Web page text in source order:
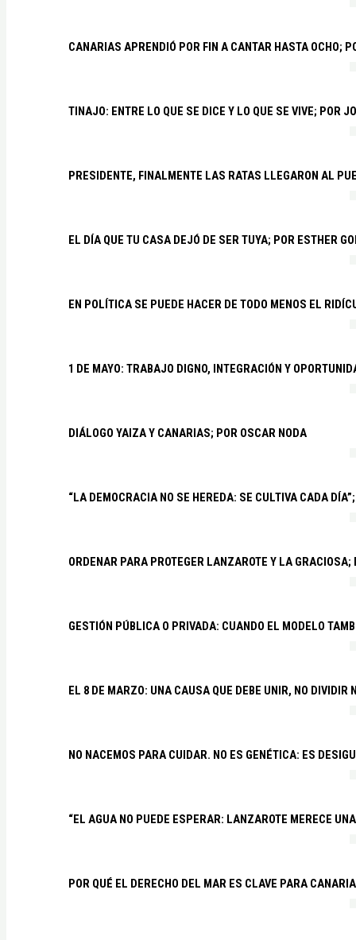
CANARIAS APRENDIÓ POR FIN A CANTAR HASTA OCHO;
TINAJO: ENTRE LO QUE SE DICE Y LO QUE SE VIVE; POR
PRESIDENTE, FINALMENTE LAS RATAS LLEGARON AL
EL DÍA QUE TU CASA DEJÓ DE SER TUYA; POR ESTHER
EN POLÍTICA SE PUEDE HACER DE TODO MENOS EL
1 DE MAYO: TRABAJO DIGNO, INTEGRACIÓN Y
DIÁLOGO YAIZA Y CANARIAS; POR OSCAR NODA
“LA DEMOCRACIA NO SE HEREDA: SE CULTIVA CADA
ORDENAR PARA PROTEGER LANZAROTE Y LA
GESTIÓN PÚBLICA O PRIVADA: CUANDO EL MODELO
EL 8 DE MARZO: UNA CAUSA QUE DEBE UNIR, NO DIVIDIR
NO NACEMOS PARA CUIDAR. NO ES GENÉTICA: ES
“EL AGUA NO PUEDE ESPERAR: LANZAROTE MERECE
POR QUÉ EL DERECHO DEL MAR ES CLAVE PARA